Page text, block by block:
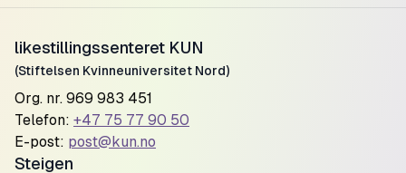
likestillingssenteret KUN
(Stiftelsen Kvinneuniversitet Nord)
Org. nr. 969 983 451
Telefon: +47 75 77 90 50
E-post: post@kun.no
Steigen